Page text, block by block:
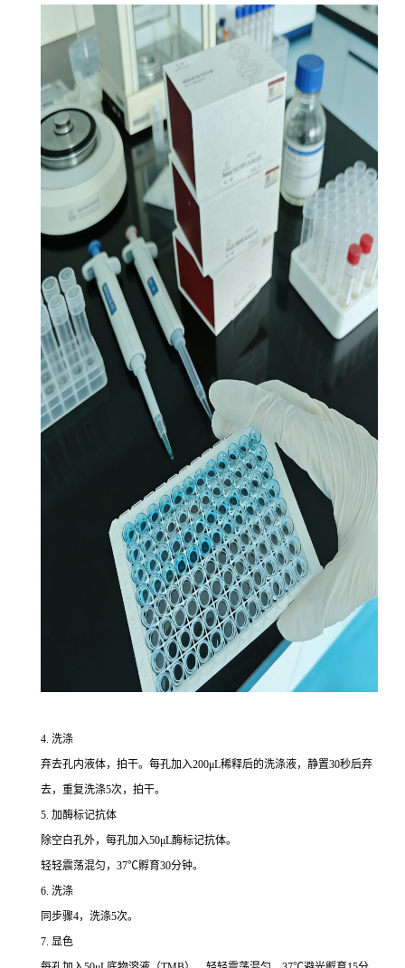
4. 洗涤
弃去孔内液体，拍干。每孔加入200μL稀释后的洗涤液，静置30秒后弃
去，重复洗涤5次，拍干。
5. 加酶标记抗体
除空白孔外，每孔加入50μL酶标记抗体。
轻轻震荡混匀，37℃孵育30分钟。
6. 洗涤
同步骤4，洗涤5次。
7. 显色